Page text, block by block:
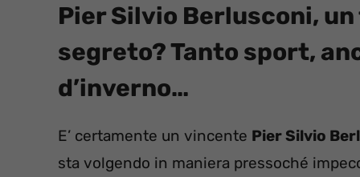
Pier Silvio Berlusconi,
segreto? Tanto sport,
d’inverno…
E’ certamente un vincente Pier Silvio
sta volgendo in maniera pressoché